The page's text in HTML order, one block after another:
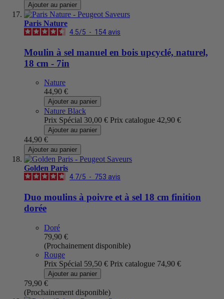
Ajouter au panier
Paris Nature
4.5/5 - 154 avis
Moulin à sel manuel en bois upcyclé, naturel,
18 cm - 7in
Nature
44,90 €
Ajouter au panier
Nature Black
Prix Spécial 30,00 € Prix catalogue 42,90 €
Ajouter au panier
44,90 €
Ajouter au panier
Golden Paris
4.7/5 - 753 avis
Duo moulins à poivre et à sel 18 cm finition
dorée
Doré
79,90 €
(Prochainement disponible)
Rouge
Prix Spécial 59,50 € Prix catalogue 74,90 €
Ajouter au panier
79,90 €
(Prochainement disponible)